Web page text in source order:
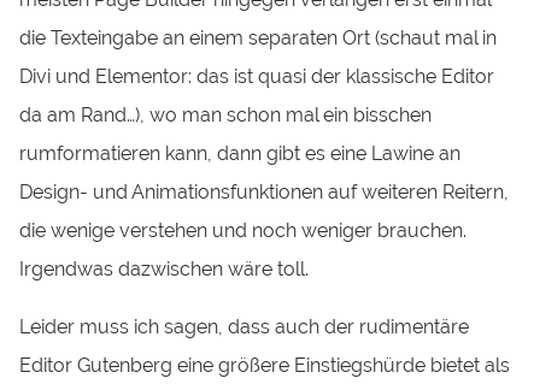
die Texteingabe an einem separaten Ort (schaut mal in
Divi und Elementor: das ist quasi der klassische Editor
da am Rand…), wo man schon mal ein bisschen
rumformatieren kann, dann gibt es eine Lawine an
Design- und Animationsfunktionen auf weiteren Reitern,
die wenige verstehen und noch weniger brauchen.
Irgendwas dazwischen wäre toll.
Leider muss ich sagen, dass auch der rudimentäre
Editor Gutenberg eine größere Einstiegshürde bietet als